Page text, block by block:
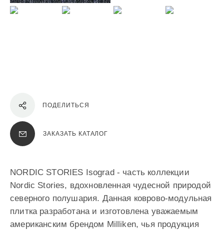
ПОДЕЛИТЬСЯ
ЗАКАЗАТЬ КАТАЛОГ
NORDIC STORIES Isograd - часть коллекции
Nordic Stories, вдохновленная чудесной природой
северного полушария. Данная коврово-модульная
плитка разработана и изготовлена уважаемым
американским брендом Milliken, чья продукция